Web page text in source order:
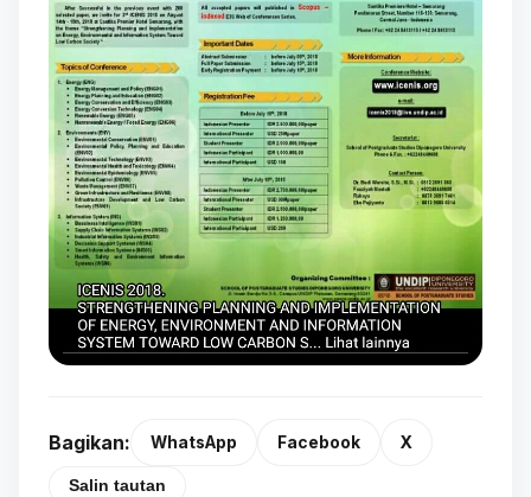
Bagikan: WhatsApp Facebook X
Salin tautan